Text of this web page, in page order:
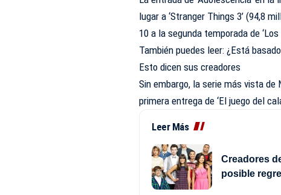
lugar a ‘Stranger Things 3’ (94,8
10 a la segunda temporada de
También puedes leer: ¿Está
Esto dicen sus creadores
Sin embargo, la serie más vista
primera entrega de ‘El juego del
Leer Más
Creadores
posible